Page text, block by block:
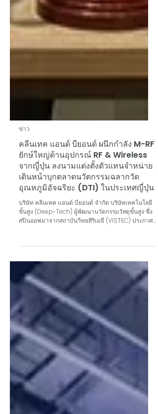
ข่าว
คลีนเทค แอนด์ บียอนด์ ผนึกกำลัง M-RF
ยักษ์ใหญ่ด้านอุปกรณ์ RF & Wireless
เดินหน้าบุกตลาดนวัตกรรมฉลากวัด
บริษัท คลีนเทค แอนด์ บียอนด์ จำกัด บริษัทเทคโนโลยี
ขั้นสูง (Deep-Tech) ผู้พัฒนานวัตกรรมวัสดุขั้นสูง ซึ่ง
สปินออฟมาจากสถาบันวิทยสิริเมธี (VISTEC) ประกาศ
ความร่วมมือครั้งสำคัญในระดับสากล ด้วยการลงนาม
ในสัญญาแต่งตั้ง บริษัท M-RF จำกัด ประเทศญี่ปุ่น ให้
เป็นตัวแทนจำหน่ายอย่างเป็นทางการ (Official
Distributor) เพื่อขับเคลื่อนการกระจายสินค้าและ
นวัตกรรมตรวจวัดอุณหภูมิไร้สายเข้าสู่ภาค
อุตสาหกรรมในประเทศญี่ปุ่นอย่างเต็มรูปแบบ พิธีลง
นามความร่วมมือในครั้งนี้จัดขึ้นภายในงาน Thai
Deeptech Meetu